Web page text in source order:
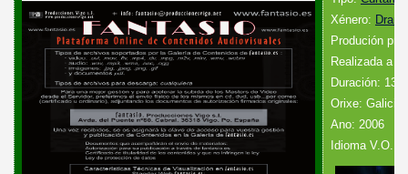
Xénero:
Produción
Realizada a
Duración: 13´
Orixe: Galicia
Ano: 2006
Idioma V.O.: